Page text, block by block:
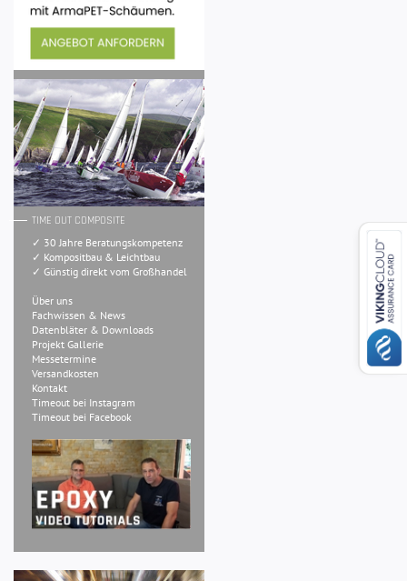
TIME OUT COMPOSITE
✓ 30 Jahre Beratungskompetenz
✓ Kompositbau & Leichtbau
✓ Günstig direkt vom Großhandel
Über uns
Fachwissen & News
Datenbläter & Downloads
Projekt Gallerie
Messetermine
Versandkosten
Kontakt
Timeout bei Instagram
Timeout bei Facebook